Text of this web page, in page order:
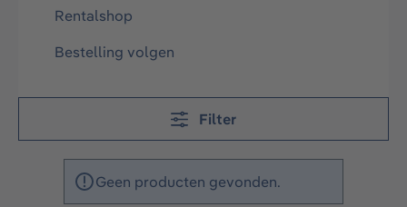
Rentalshop
Bestelling volgen
Filter
Geen producten gevonden.